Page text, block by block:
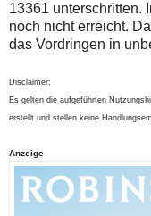
13361 unterschritten.
noch nicht erreicht.
das Vordringen in
Disclaimer:
Es gelten die aufgeführten
erstellt und stellen keine
Anzeige